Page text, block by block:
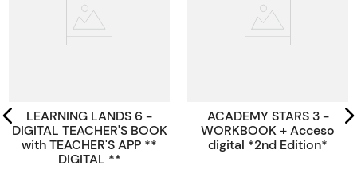
Código KEL 594988
LEARNING LANDS 6 -
DIGITAL TEACHER'S BOOK
with TEACHER'S APP **
DIGITAL **
ACADEMY STARS 3 -
WORKBOOK + Acceso
digital *2nd Edition*